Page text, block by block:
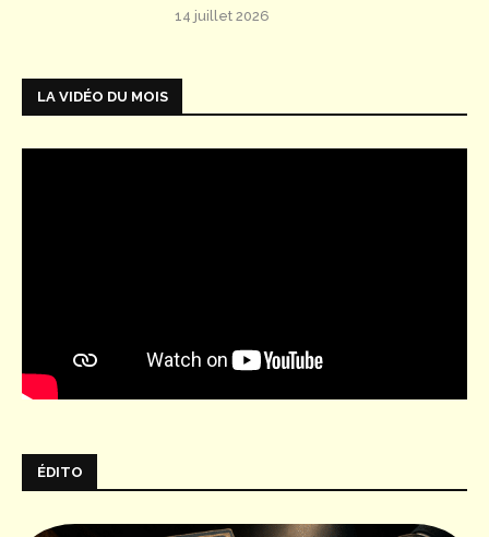
14 juillet 2026
LA VIDÉO DU MOIS
ÉDITO